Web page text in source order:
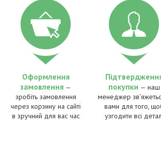
Оформлення
замовлення —
зробіть замовлення
через корзину на сайті
в зручний для вас час
покупки — наш
менеджер
вами для того,
узгодити всі